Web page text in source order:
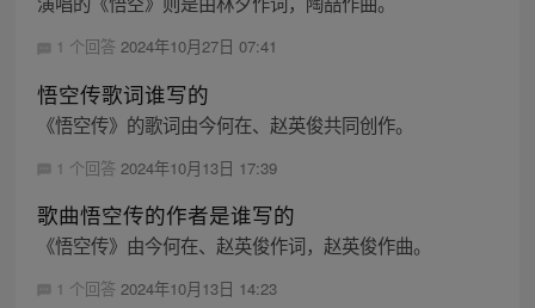
1 个回答 2024年10月27日 07:41
悟空传歌词谁写的
《悟空传》的歌词由今何在、赵英俊共同创作。
1 个回答 2024年10月13日 17:39
歌曲悟空传的作者是谁写的
《悟空传》由今何在、赵英俊作词，赵英俊作曲。
1 个回答 2024年10月13日 14:23